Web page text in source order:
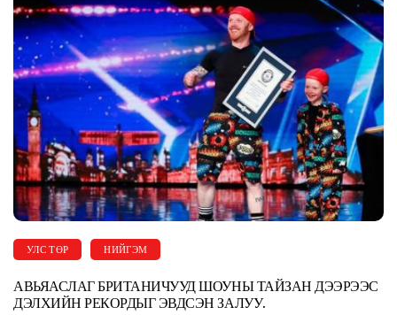
УЛС ТӨР НИЙГЭМ
АВЬЯАСЛАГ БРИТАНИЧУУД ШОУНЫ ТАЙЗАН ДЭЭРЭЭС
ДЭЛХИЙН РЕКОРДЫГ ЭВДСЭН ЗАЛУУ.